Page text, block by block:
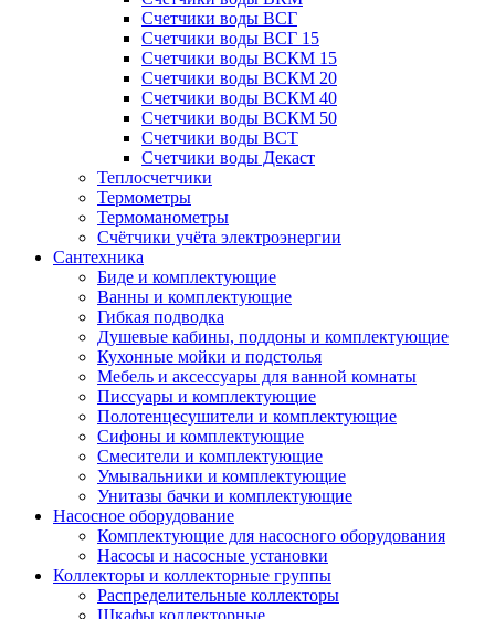
Счетчики воды ВСГ
Счетчики воды ВСГ 15
Счетчики воды ВСКМ 15
Счетчики воды ВСКМ 20
Счетчики воды ВСКМ 40
Счетчики воды ВСКМ 50
Счетчики воды ВСТ
Счетчики воды Декаст
Теплосчетчики
Термометры
Термоманометры
Счётчики учёта электроэнергии
Сантехника
Биде и комплектующие
Ванны и комплектующие
Гибкая подводка
Душевые кабины, поддоны и комплектующие
Кухонные мойки и подстолья
Мебель и аксессуары для ванной комнаты
Писсуары и комплектующие
Полотенцесушители и комплектующие
Сифоны и комплектующие
Смесители и комплектующие
Умывальники и комплектующие
Унитазы бачки и комплектующие
Насосное оборудование
Комплектующие для насосного оборудования
Насосы и насосные установки
Коллекторы и коллекторные группы
Распределительные коллекторы
Шкафы коллекторные